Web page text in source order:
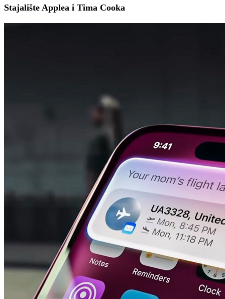
Stajalište Applea i Tima Cooka